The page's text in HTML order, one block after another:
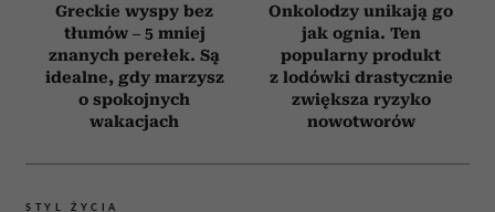
Greckie wyspy bez
tłumów – 5 mniej
znanych perełek. Są
idealne, gdy marzysz
o spokojnych
wakacjach
Onkolodzy unikają go
jak ognia. Ten
popularny produkt
z lodówki drastycznie
zwiększa ryzyko
nowotworów
STYL ŻYCIA